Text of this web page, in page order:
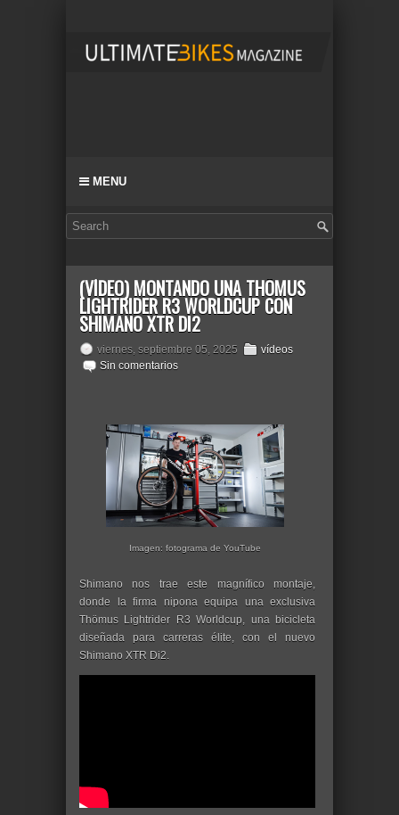
MENU
(VÍDEO) MONTANDO UNA THÖMUS
LIGHTRIDER R3 WORLDCUP CON
SHIMANO XTR DI2
viernes, septiembre 05, 2025
vídeos
Sin comentarios
Imagen: fotograma de YouTube
Shimano nos trae este magnífico montaje,
donde la firma nipona equipa una exclusiva
Thömus Lightrider R3 Worldcup, una bicicleta
diseñada para carreras élite, con el nuevo
Shimano XTR Di2.